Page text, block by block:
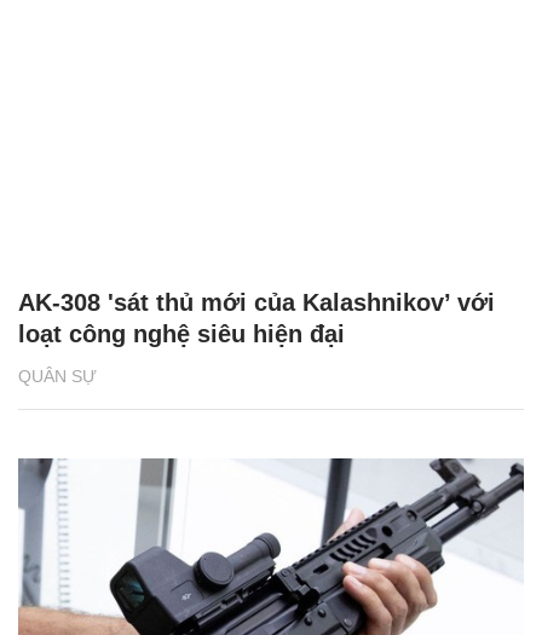
QUÂN SỰ
AK-308 'sát thủ mới của Kalashnikov’ với
loạt công nghệ siêu hiện đại